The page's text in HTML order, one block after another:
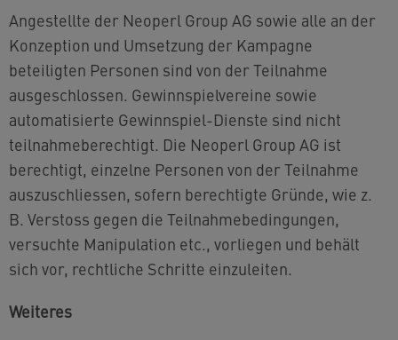
Angestellte der Neoperl Group AG sowie alle an der
Konzeption und Umsetzung der Kampagne
beteiligten Personen sind von der Teilnahme
ausgeschlossen. Gewinnspielvereine sowie
automatisierte Gewinnspiel-Dienste sind nicht
teilnahmeberechtigt. Die Neoperl Group AG ist
berechtigt, einzelne Personen von der Teilnahme
auszuschliessen, sofern berechtigte Gründe, wie z.
B. Verstoss gegen die Teilnahmebedingungen,
versuchte Manipulation etc., vorliegen und behält
sich vor, rechtliche Schritte einzuleiten.
Weiteres